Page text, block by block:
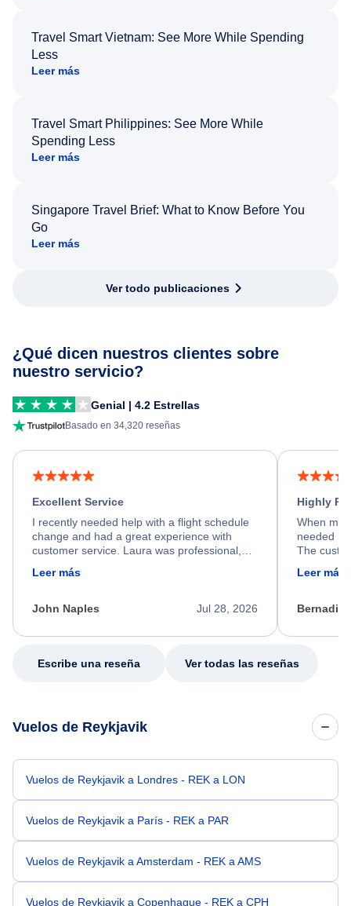
Travel Smart Vietnam: See More While Spending
Less
Leer más
Travel Smart Philippines: See More While
Spending Less
Leer más
Singapore Travel Brief: What to Know Before You
Go
Leer más
Ver todo publicaciones
¿Qué dicen nuestros clientes sobre
nuestro servicio?
Genial | 4.2 Estrellas
Basado en 34,320 reseñas
Excellent Service
I recently needed help with a flight schedule
change and had a great experience with
customer service. Laura was professional,
process. She quickly found a solution and
appreciate her excellent service.
Leer más
Jul 28, 2026
John Naples
Highly
When my
needed
The
my issue.
Leer más
Escribe una reseña Ver todas las reseñas
Vuelos de Reykjavik
Vuelos de Reykjavik a Londres - REK a LON
Vuelos de Reykjavik a París - REK a PAR
Vuelos de Reykjavik a Amsterdam - REK a AMS
Vuelos de Reykjavik a Copenhague - REK a CPH